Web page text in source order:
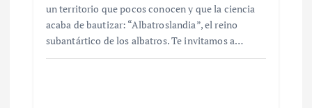
un territorio que pocos conocen y que la ciencia
acaba de bautizar: “Albatroslandia”, el reino
subantártico de los albatros. Te invitamos a…